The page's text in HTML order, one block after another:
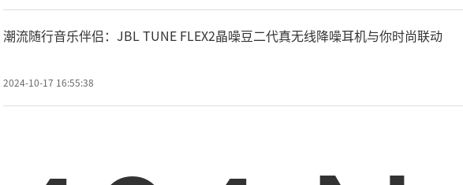
潮流随行音乐伴侣：JBL TUNE FLEX2晶噪豆二代真无线降噪耳机与你时尚联动
2024-10-17 16:55:38